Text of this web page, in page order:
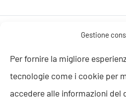
Gestione
Per fornire la migliore
tecnologie come i cookie per
accedere alle informazioni del
Articoli correlati